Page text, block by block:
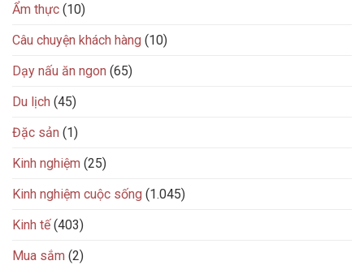
Ẩm thực (10)
Câu chuyện khách hàng (10)
Dạy nấu ăn ngon (65)
Du lịch (45)
Đặc sản (1)
Kinh nghiệm (25)
Kinh nghiệm cuộc sống (1.045)
Kinh tế(403)
Mua sắm (2)